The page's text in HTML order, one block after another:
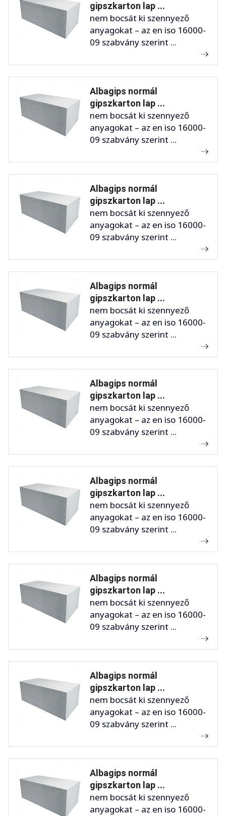
gipszkarton lap ...
nem bocsát ki szennyező
anyagokat – az en iso 16000-
09 szabvány szerint ...
Albagips normál
gipszkarton lap ...
nem bocsát ki szennyező
anyagokat – az en iso 16000-
09 szabvány szerint ...
Albagips normál
gipszkarton lap ...
nem bocsát ki szennyező
anyagokat – az en iso 16000-
09 szabvány szerint ...
Albagips normál
gipszkarton lap ...
nem bocsát ki szennyező
anyagokat – az en iso 16000-
09 szabvány szerint ...
Albagips normál
gipszkarton lap ...
nem bocsát ki szennyező
anyagokat – az en iso 16000-
09 szabvány szerint ...
Albagips normál
gipszkarton lap ...
nem bocsát ki szennyező
anyagokat – az en iso 16000-
09 szabvány szerint ...
Albagips normál
gipszkarton lap ...
nem bocsát ki szennyező
anyagokat – az en iso 16000-
09 szabvány szerint ...
Albagips normál
gipszkarton lap ...
nem bocsát ki szennyező
anyagokat – az en iso 16000-
09 szabvány szerint ...
Albagips normál
gipszkarton lap ...
nem bocsát ki szennyező
anyagokat – az en iso 16000-